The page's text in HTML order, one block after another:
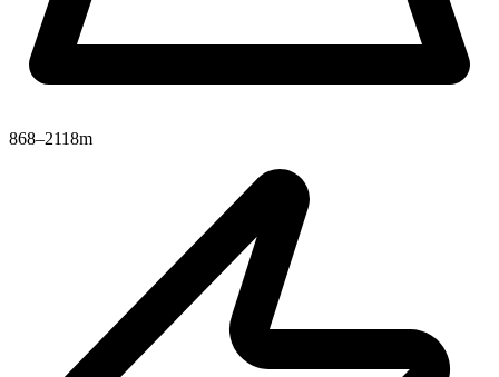
868–2118m